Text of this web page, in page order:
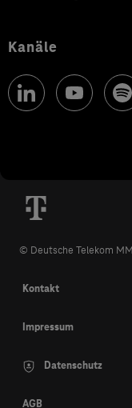
Kanäle
© Deutsche Telekom
Kontakt
Impressum
Datenschutz
AGB